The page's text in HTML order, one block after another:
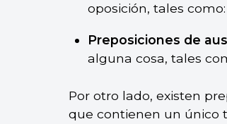
oposición, tales
Preposiciones de
alguna cosa, tales
Por otro lado, existen
que contienen un único